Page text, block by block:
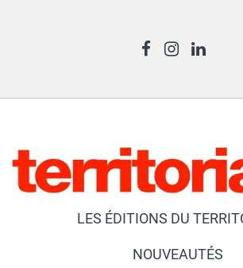
LES ÉDITIONS DU
NOUVEAUTÉS